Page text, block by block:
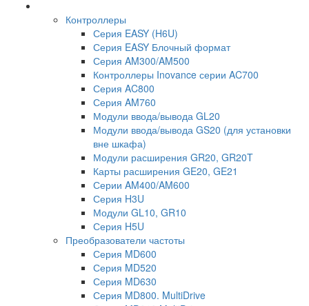
Контроллеры
Серия EASY (H6U)
Серия EASY Блочный формат
Серия AM300/AM500
Контроллеры Inovance серии AC700
Серия AC800
Серия AM760
Модули ввода/вывода GL20
Модули ввода/вывода GS20 (для установки
вне шкафа)
Модули расширения GR20, GR20T
Карты расширения GE20, GE21
Серии AM400/AM600
Серия H3U
Модули GL10, GR10
Серия H5U
Преобразователи частоты
Серия MD600
Серия MD520
Серия MD630
Серия MD800. MultiDrive